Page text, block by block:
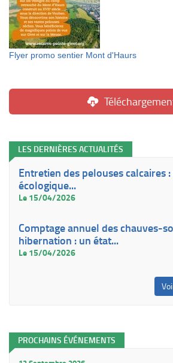
Flyer promo sentier Mont d'Haurs
LES DERNIÈRES ACTUALITÉS
Entretien des pelouses calcaires
écologique...
Le 15/04/2026
Comptage annuel des chauves-
hibernation : un état...
Le 15/04/2026
PROCHAINS ÉVÉNEMENTS